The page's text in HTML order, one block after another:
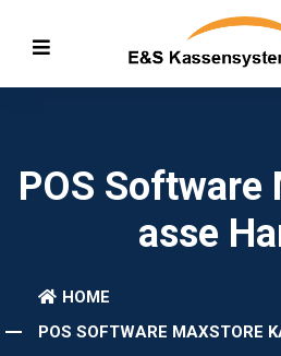
POS Software
Asse
HOME
POS SOFTWARE MAXSTORE